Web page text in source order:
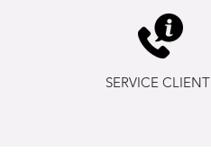
SERVICE CLIENT